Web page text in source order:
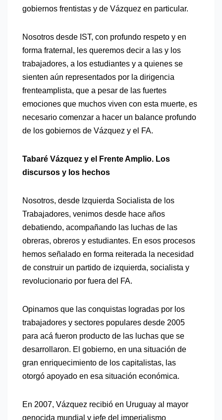
gobiernos frentistas y de Vázquez en particular.
Nosotros desde IST, con profundo respeto y en
forma fraternal, les queremos decir a las y los
trabajadores, a los estudiantes y a quienes se
sienten aún representados por la dirigencia
frenteamplista, que a pesar de las fuertes
emociones que muchos viven con esta muerte, es
necesario comenzar a hacer un balance profundo
de los gobiernos de Vázquez y el FA.
Tabaré Vázquez y el Frente Amplio. Los
discursos y los hechos
Nosotros, desde Izquierda Socialista de los
Trabajadores, venimos desde hace años
debatiendo, acompañando las luchas de las
obreras, obreros y estudiantes. En esos procesos
hemos señalado en forma reiterada la necesidad
de construir un partido de izquierda, socialista y
revolucionario por fuera del FA.
Opinamos que las conquistas logradas por los
trabajadores y sectores populares desde 2005
para acá fueron producto de las luchas que se
desarrollaron. El gobierno, en una situación de
gran enriquecimiento de los capitalistas, las
otorgó apoyado en esa situación económica.
En 2007, Vázquez recibió en Uruguay al mayor
genocida mundial y jefe del imperialismo